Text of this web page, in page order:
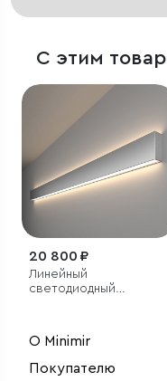
С этим
20 800 ₽
Линейный
светодиодный
50Вт 4200К
серебряный
О Minimir
Покупателю